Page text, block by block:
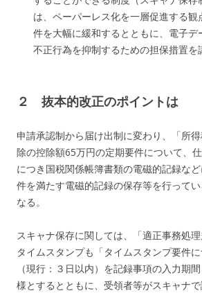
は、ペーパーレス化を一層促進する観
件を大幅に緩和するとともに、電子デ
不正行為を抑制するための担保措置を
２ 抜本的改正のポイントは
申請承認制から届け出制に変わり、「所
除の控除額65万円の定期要件について、
につき国税関係帳簿書類の電磁的記録な
件を満たす電磁的記録の保存等を行って
なる。
スキャナ保存に関しては、「適正事務処理
タイムスタンプも「タイムスタンプ要件
（現行：３日以内）を記録事項の入力期
様とするとともに、受領者等がスキャナ